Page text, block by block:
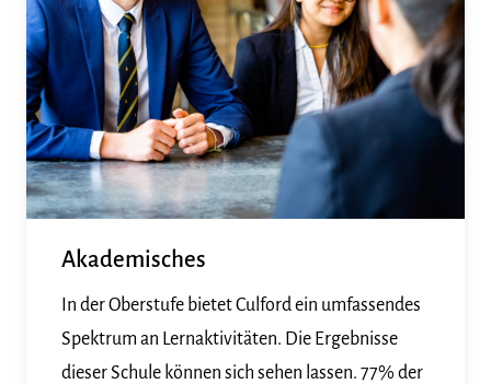
Akademisches
In der Oberstufe bietet Culford ein umfassendes
Spektrum an Lernaktivitäten. Die Ergebnisse
dieser Schule können sich sehen lassen. 77% der